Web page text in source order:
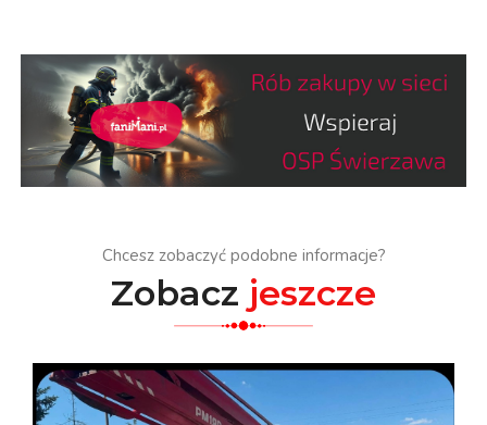
Chcesz zobaczyć podobne informacje?
Zobacz jeszcze